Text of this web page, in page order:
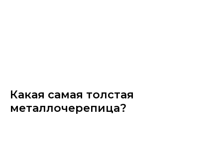
Какая самая толстая
металлочерепица?